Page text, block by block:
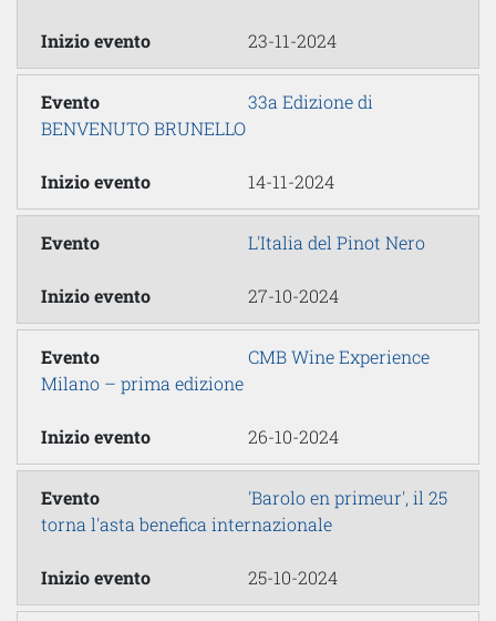
23-11-2024
33a Edizione di
BENVENUTO BRUNELLO
14-11-2024
L'Italia del Pinot Nero
27-10-2024
CMB Wine Experience
Milano – prima edizione
26-10-2024
'Barolo en primeur', il 25
torna l'asta benefica internazionale
25-10-2024